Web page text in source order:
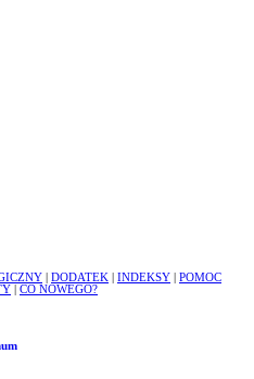
DODATEK INDEKSY
POMOC
CO NOWEGO?